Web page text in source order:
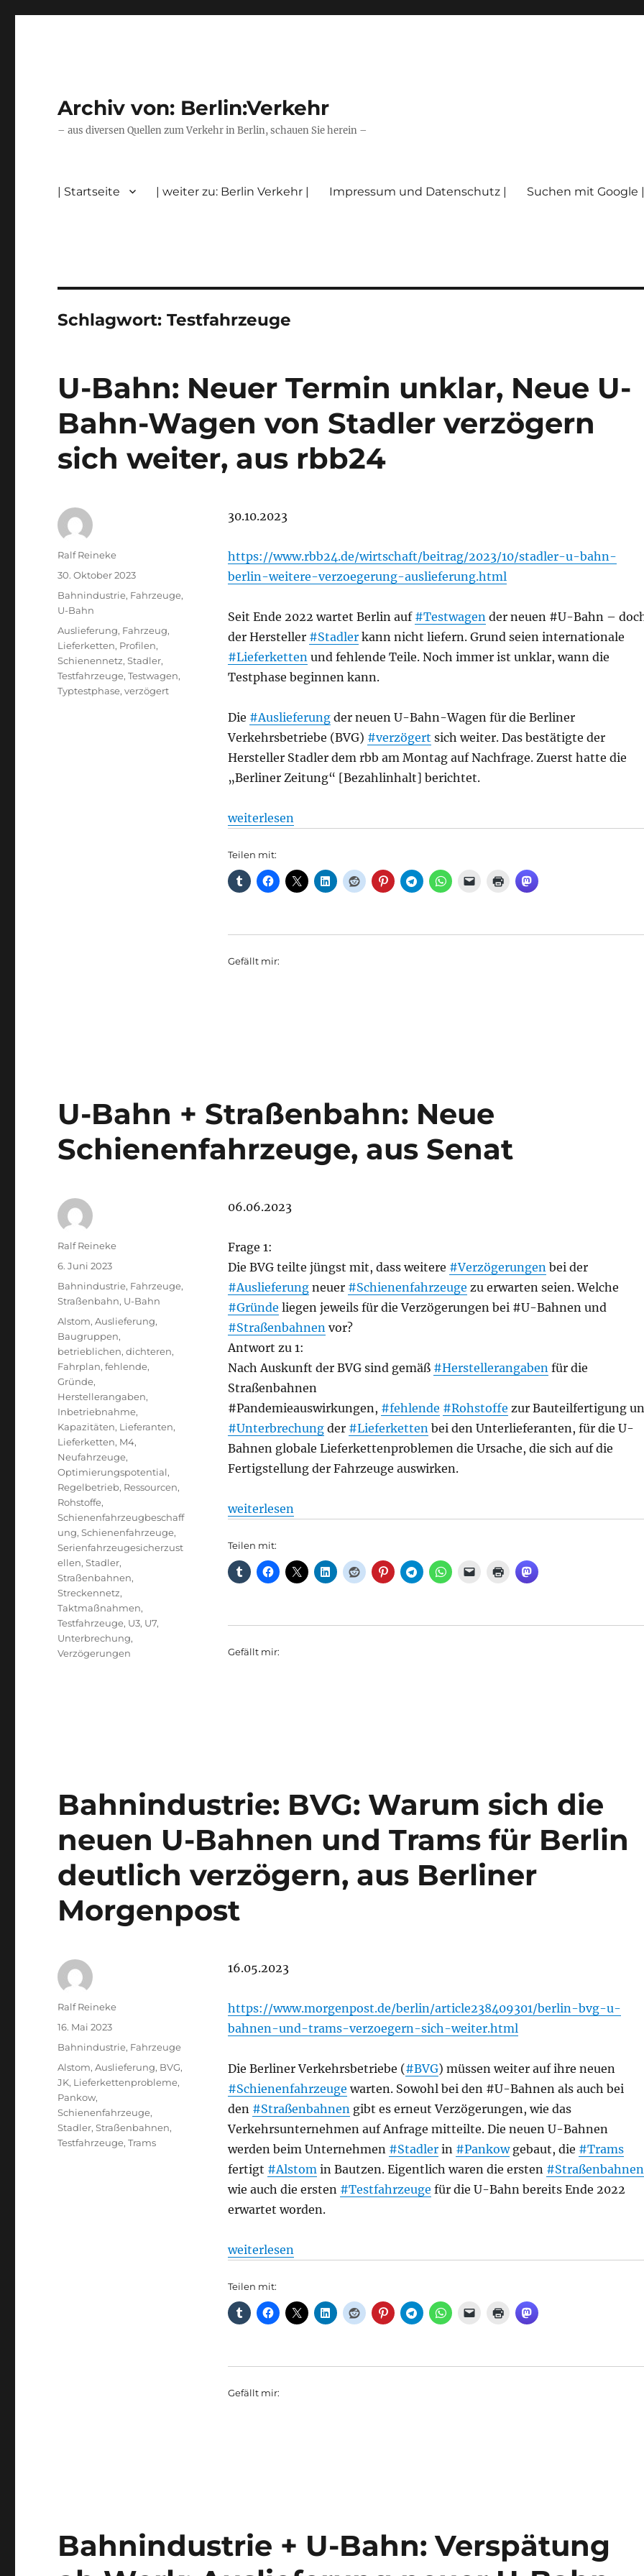
Archiv von: Berlin:Verkehr
– aus diversen Quellen zum Verkehr in Berlin, schauen Sie herein –
| Startseite | weiter zu: Berlin Verkehr | Impressum und Datenschutz | Suchen mit Google
Schlagwort:Testfahrzeuge
U-Bahn: Neuer Termin unklar, Neue U-
Bahn-Wagen von Stadler verzögern
sich weiter, aus rbb24
30.10.2023
https://www.rbb24.de/wirtschaft/beitrag/2023/10/stadler-u-bahn-
berlin-weitere-verzoegerung-auslieferung.html
Seit Ende 2022 wartet Berlin auf #Testwagender neuen #U-Bahn –
der Hersteller #Stadlerkann nicht liefern. Grund seien internationale
#Lieferkettenund fehlende Teile. Noch immer ist unklar, wann die
Testphase beginnen kann.
Die #Auslieferungder neuen U-Bahn-Wagen für die Berliner
Verkehrsbetriebe (BVG) #verzögert sich weiter. Das bestätigte der
Hersteller Stadler dem rbb am Montag auf Nachfrage. Zuerst hatte die
„Berliner Zeitung“ [Bezahlinhalt] berichtet.
„U-Bahn: Neuer Termin unklar, Neue U-Bahn-Wagen von Stadler
weiterlesen
Teilen mit:
Gefällt mir:
Autor
Ralf Reineke
Veröffentlicht
am
30. Oktober 2023
Kategorien
Bahnindustrie, Fahrzeuge,
U-Bahn
Schlagwörter
Auslieferung, Fahrzeug,
Lieferketten, Profilen,
Schienennetz,Stadler,
Testfahrzeuge,Testwagen,
Typtestphase,verzögert
U-Bahn + Straßenbahn: Neue
Schienenfahrzeuge, aus Senat
06.06.2023
Frage 1:
Die BVG teilte jüngst mit, dass weitere #Verzögerungenbei der
#Auslieferungneuer #Schienenfahrzeuge zu erwarten seien. Welche
#Gründe liegen jeweils für die Verzögerungen bei #U-Bahnen und
#Straßenbahnenvor?
Antwort zu 1:
Nach Auskunft der BVG sind gemäß #Herstellerangabenfür die
Straßenbahnen
#Pandemieauswirkungen, #fehlende #Rohstoffe zur Bauteilfertigung
#Unterbrechungder #Lieferkettenbei den Unterlieferanten, für die U-
Bahnen globale Lieferkettenproblemen die Ursache, die sich auf die
Fertigstellung der Fahrzeuge auswirken.
„U-Bahn + Straßenbahn: Neue Schienenfahrzeuge, aus Senat“
weiterlesen
Teilen mit:
Gefällt mir:
Autor
Ralf Reineke
Veröffentlicht
am
6. Juni 2023
Kategorien
Bahnindustrie, Fahrzeuge,
Straßenbahn, U-Bahn
Schlagwörter
Alstom,Auslieferung,
Baugruppen,
betrieblichen,dichteren,
Fahrplan,fehlende,
Gründe,
Herstellerangaben,
Inbetriebnahme,
Kapazitäten, Lieferanten,
Lieferketten, M4,
Neufahrzeuge,
Optimierungspotential,
Regelbetrieb, Ressourcen,
Rohstoffe,
Schienenfahrzeugbeschaff
ung,Schienenfahrzeuge,
Serienfahrzeugesicherzust
ellen,Stadler,
Straßenbahnen,
Streckennetz,
Taktmaßnahmen,
Testfahrzeuge, U3, U7,
Unterbrechung,
Verzögerungen
Bahnindustrie: BVG: Warum sich die
neuen U-Bahnen und Trams für Berlin
deutlich verzögern, aus Berliner
Morgenpost
16.05.2023
https://www.morgenpost.de/berlin/article238409301/berlin-bvg-u-
bahnen-und-trams-verzoegern-sich-weiter.html
Die Berliner Verkehrsbetriebe (#BVG) müssen weiter auf ihre neuen
#Schienenfahrzeuge warten. Sowohl bei den #U-Bahnen als auch bei
den #Straßenbahnengibt es erneut Verzögerungen, wie das
Verkehrsunternehmen auf Anfrage mitteilte. Die neuen U-Bahnen
werden beim Unternehmen #Stadlerin #Pankowgebaut, die #Trams
fertigt #Alstomin Bautzen. Eigentlich waren die ersten #Straßenbahnen
wie auch die ersten #Testfahrzeuge für die U-Bahn bereits Ende 2022
erwartet worden.
„Bahnindustrie: BVG: Warum sich die neuen U-Bahnen und Trams für
weiterlesen
Teilen mit:
Gefällt mir:
Autor
Ralf Reineke
Veröffentlicht
am
16. Mai 2023
Kategorien
Bahnindustrie, Fahrzeuge
Schlagwörter
Alstom,Auslieferung, BVG,
JK, Lieferkettenprobleme,
Pankow,
Schienenfahrzeuge,
Stadler,Straßenbahnen,
Testfahrzeuge,Trams
Bahnindustrie + U-Bahn: Verspätung